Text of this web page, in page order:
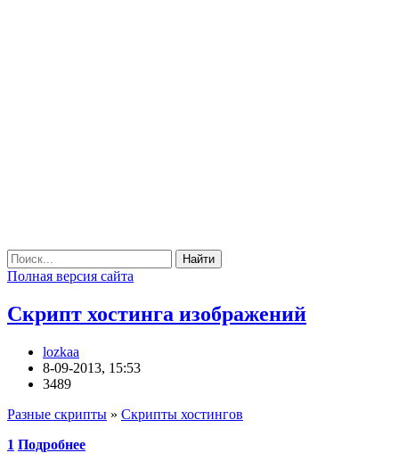
Найти
Полная версия сайта
Скрипт хостинга изображений
lozkaa
8-09-2013, 15:53
3489
Разные скрипты » Скрипты хостингов
1 Подробнее